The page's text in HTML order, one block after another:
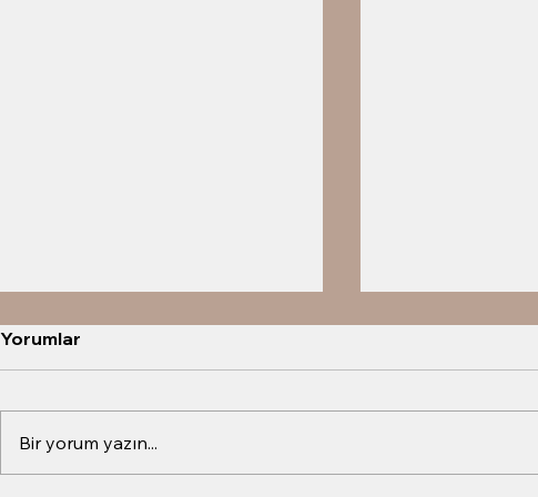
Yorumlar
Bir yorum yazın...